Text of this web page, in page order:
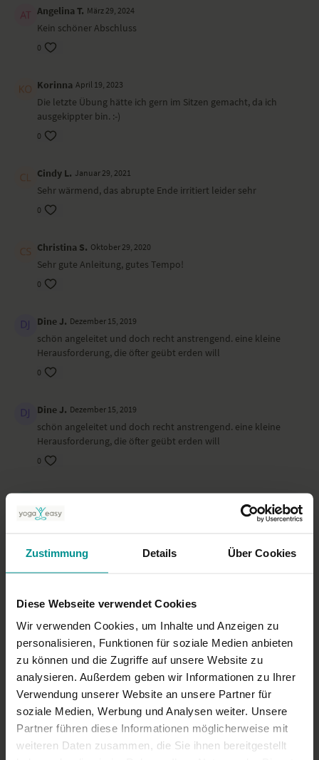
Zustimmung Details Über Cookies
Diese Webseite verwendet Cookies
Wir verwenden Cookies, um Inhalte und Anzeigen zu
personalisieren, Funktionen für soziale Medien anbieten
zu können und die Zugriffe auf unsere Website zu
analysieren. Außerdem geben wir Informationen zu Ihrer
Verwendung unserer Website an unsere Partner für
soziale Medien, Werbung und Analysen weiter. Unsere
Partner führen diese Informationen möglicherweise mit
weiteren Daten zusammen, die Sie ihnen bereitgestellt
Immer wieder Atmung
Brettstellung, Cobra
Oberschenkel-Dehner
rückenstärkende Stellungen im Liegen
Wirkung und Vorteile der Übungs-Sequenz
Gestärkte Bauch- und Rückenmuskulatur, dadurch freieres Sitzen.
Innere Wärme durch angeregten Kreislauf. Wohlfühlen durch
aktivierten Energiefluss im ganzen Körper.
Angelina T. März 29, 2024
Kein schöner Abschluss
0
Korinna April 19, 2023
Die letzte Übung hätte ich gern im Sitzen gemacht, da ich
ausgekippter bin. :-)
0
Cindy L. Januar 29, 2021
Sehr wärmend, das abrupte Ende irritiert leider sehr
0
Christina S. Oktober 29, 2020
Sehr gute Anleitung, gutes Tempo!
0
Dine J. Dezember 15, 2019
schön angeleitet und doch recht anstrengend. eine kleine
Herausforderung, die öfter geübt erden will
0
Dine J. Dezember 15, 2019
schön angeleitet und doch recht anstrengend. eine kleine
Herausforderung, die öfter geübt erden will
0
Jutta N. August 21, 2019
Zu kurz
Nadine M. November 24, 2017
0
Sonja W. Mai 26, 2017
Wärmt alles auf und führt tief zum Atem. Immer wieder
wunderbar! :)
0
Mehr laden